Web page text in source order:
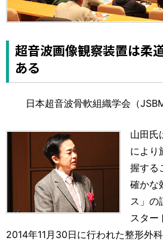
超音波画像観察装置は柔
ある
日本超音波骨軟組織学会（
山田氏
により
握する
確かな
ス」の
スター
2014年11月30日に行われた整形外